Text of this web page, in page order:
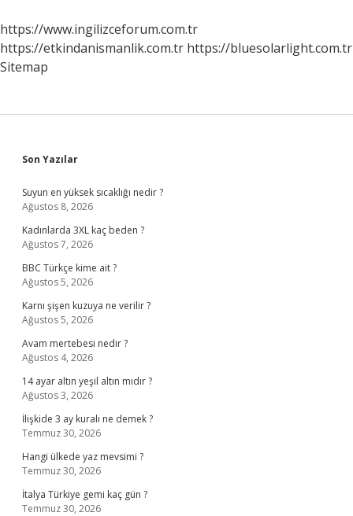
https://www.ingilizceforum.com.tr
https://etkindanismanlik.com.tr https://bluesolarlight.com.tr
Sitemap
Sidebar
Son Yazılar
Suyun en yüksek sıcaklığı nedir ?
Ağustos 8, 2026
Kadınlarda 3XL kaç beden ?
Ağustos 7, 2026
BBC Türkçe kime ait ?
Ağustos 5, 2026
Karnı şişen kuzuya ne verilir ?
Ağustos 5, 2026
Avam mertebesi nedir ?
Ağustos 4, 2026
14 ayar altın yeşil altın mıdır ?
Ağustos 3, 2026
İlişkide 3 ay kuralı ne demek ?
Temmuz 30, 2026
Hangi ülkede yaz mevsimi ?
Temmuz 30, 2026
İtalya Türkiye gemi kaç gün ?
Temmuz 30, 2026